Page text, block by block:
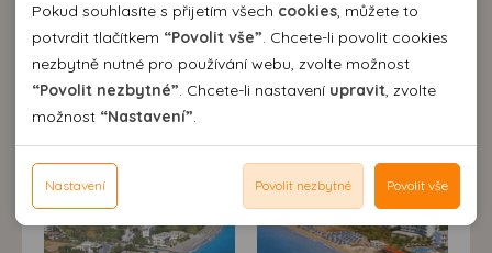
Destinace a výlety
Pokud souhlasíte s přijetím všech cookies, můžete to
potvrdit tlačítkem “Povolit vše”. Chcete-li povolit cookies
nezbytně nutné pro používání webu, zvolte možnost
“Povolit nezbytné”. Chcete-li nastavení upravit, zvolte
možnost “Nastavení”.
Nastavení Povolit vše
Povolit nezbytné
Analytické cookies
Pomocí analytických cookies můžeme měřit návštěvnost
našeho webu, zdroje návštěv, výkon reklam a také jejich
dosah. Takto získaná data zpracováváme anonymně bez
vazby na konkrétního uživatele našeho webu. Bez vašeho
souhlasu s používáním analytických cookies, ztrácíme
možnost analýzy výkonu a optimalizace našeho webu.
Personální cookies
Personalizační soubory cookies nám umožňují přizpůsobit
souhlasu může dojít mj. k zobrazování informací
neodpovídající Vaším potřebám, méně užitečné nabídce či
doporučení.
Reklamní cookies používáme my nebo třetí strana k
zobrazování relevantní reklamy nebo obsahu jak na
našem webu, tak na webech třetích stran. Díky tomu